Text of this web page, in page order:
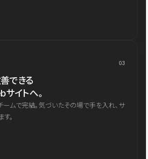
03
できる
イトへ。
ームで完結。気づいたその場で手を入れ、サ
。